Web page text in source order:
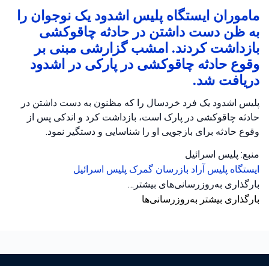
ماموران ایستگاه پلیس اشدود یک نوجوان را
به ظن دست داشتن در حادثه چاقوکشی
بازداشت کردند. امشب گزارشی مبنی بر
وقوع حادثه چاقوکشی در پارکی در اشدود
دریافت شد.
پلیس اشدود یک فرد خردسال را که مظنون به دست داشتن در
حادثه چاقوکشی در پارک است، بازداشت کرد و اندکی پس از
وقوع حادثه برای بازجویی او را شناسایی و دستگیر نمود.
منبع: پلیس اسرائیل
ایستگاه پلیس آراد بازرسان گمرک پلیس اسرائیل
بارگذاری به‌روزرسانی‌های بیشتر…
بارگذاری بیشتر به‌روزرسانی‌ها